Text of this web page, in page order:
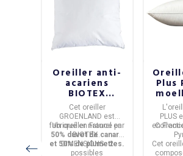
Oreiller anti-
acariens
BIOTEX
Groenland
50% duvet de
canard 50%
plumettes - 2
tailles
Cet oreiller
GROENLAND est
fabriqué enFrance par
BIOTEX.
Un oreillernaturel en
50% duvet de canard
et 50% de plumettes.
DIMENSIONS : 2
possibles
Plus
L'
PLUS
en
Cet